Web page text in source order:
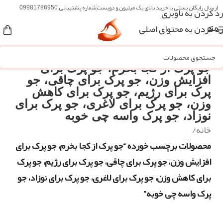
رد کردن به ناوبری
رد کردن به محتوای اصلی
ارسال رایگان پستی با خرید بالای یک میلیون و دویستشماره پشتیبانی 09981786950
منو
جو پرک از کجا بخرم، جو پرک برای
افزایش وزن، جو پرک برای چاقی، جو
پرک برای رژیم، جو پرک برای کاهش
وزن، جو پرک برای لاغری، جو پرک برای
نوزاد، جو پرک واسه چی خوبه
خانه/
محصولات برچسب خورده “جو پرک از کجا بخرم، جو پرک برای
افزایش وزن، جو پرک برای چاقی، جو پرک برای رژیم، جو پرک
برای کاهش وزن، جو پرک برای لاغری، جو پرک برای نوزاد، جو
پرک واسه چی خوبه”